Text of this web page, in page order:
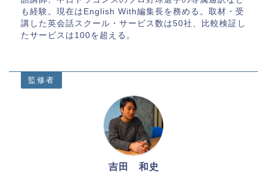
も経験。現在はEnglish With編集長を務める。取材・受
講した英会話スクール・サービス数は50社、比較検証し
たサービスは100を超える。
監修者
吉田 和史